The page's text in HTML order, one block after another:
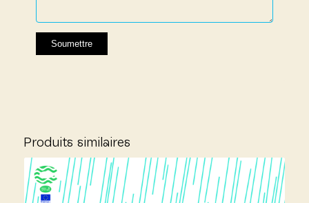
Produits similaires